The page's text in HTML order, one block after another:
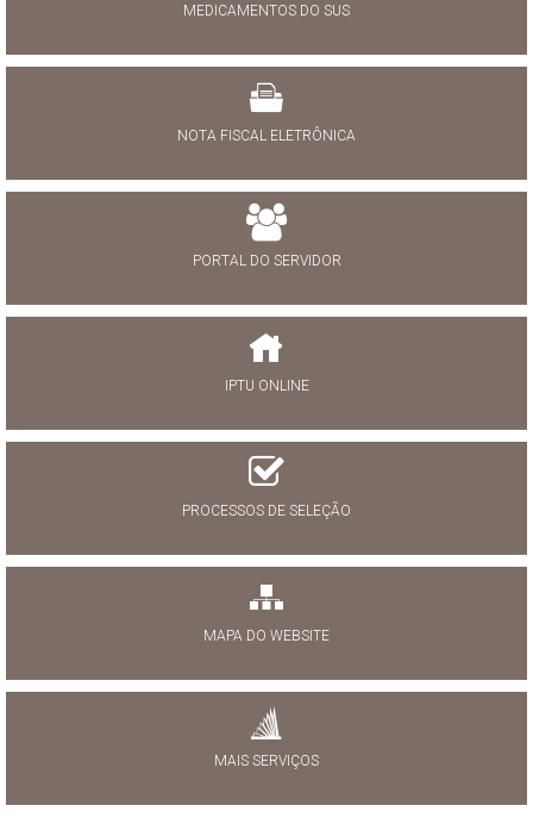
MEDICAMENTOS DO SUS
NOTA FISCAL ELETRÔNICA
PORTAL DO SERVIDOR
IPTU ONLINE
PROCESSOS DE SELEÇÃO
MAPA DO WEBSITE
MAIS SERVIÇOS